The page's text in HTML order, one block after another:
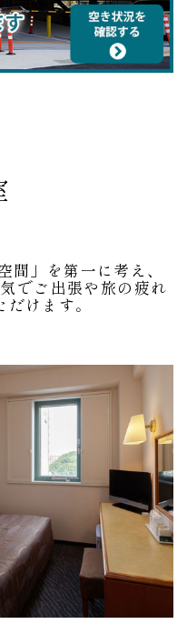
間」を第一に考え、
でご出張や旅の疲れ
けます。